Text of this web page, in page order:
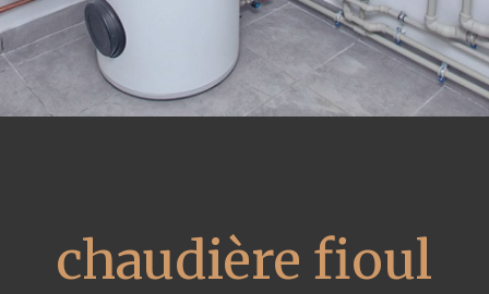
chaudière fioul